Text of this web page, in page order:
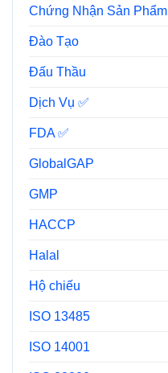
Chứng Nhận Sản Phẩm
Đào Tạo
Đấu Thầu
Dịch Vụ ✅
FDA ✅
GlobalGAP
GMP
HACCP
Halal
Hộ chiếu
ISO 13485
ISO 14001